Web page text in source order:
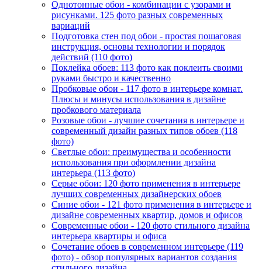
Однотонные обои - комбинации с узорами и
рисунками. 125 фото разных современных
вариаций
Подготовка стен под обои - простая пошаговая
инструкция, основы технологии и порядок
действий (110 фото)
Поклейка обоев: 113 фото как поклеить своими
руками быстро и качественно
Пробковые обои - 117 фото в интерьере комнат.
Плюсы и минусы использования в дизайне
пробкового материала
Розовые обои - лучшие сочетания в интерьере и
современный дизайн разных типов обоев (118
фото)
Светлые обои: преимущества и особенности
использования при оформлении дизайна
интерьера (113 фото)
Серые обои: 120 фото применения в интерьере
лучших современных дизайнерских обоев
Синие обои - 121 фото применения в интерьере и
дизайне современных квартир, домов и офисов
Современные обои - 120 фото стильного дизайна
интерьера квартиры и офиса
Сочетание обоев в современном интерьере (119
фото) - обзор популярных вариантов создания